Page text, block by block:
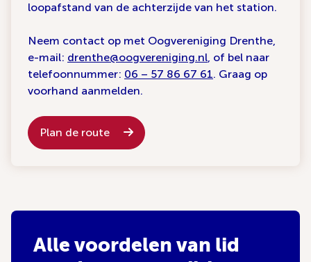
loopafstand van de achterzijde van het station.
Neem contact op met Oogvereniging Drenthe,
e-mail: drenthe@oogvereniging.nl, of bel naar
telefoonnummer: 06 – 57 86 67 61. Graag op
voorhand aanmelden.
Plan de route
Alle voordelen van lid